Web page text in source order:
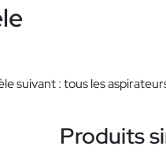
suivant : tous les
Produits